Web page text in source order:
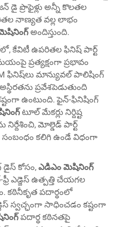
డై ప్రొఫైళ్లు అన్నీ కొలతల
నాణ్యత వల్ల లాభం
అందిస్తుంది.
కేవిటీ ఉపరితల ఫినిష్ పార్ట్
ప్రత్యక్షంగా ప్రభావం
ఫినిష్‌లు మాన్యువల్ పాలిషింగ్
ప్రవేశపెడుతుంది
ఉంటుంది. ఫైన్-ఫినిషింగ్
టూల్ మేకర్లు నిర్దిష్ట
మోల్డెడ్ పార్ట్
కలిగి ఉండే విధంగా
డైస్ కోసం, ఎడిఎం మెషినింగ్
ఎడ్జెస్ ఉత్పత్తి చేయగల
కఠినీకృత పదార్థంలో
స్వచ్ఛంగా సాధించడం కష్టంగా
పదార్థ కఠినతపై